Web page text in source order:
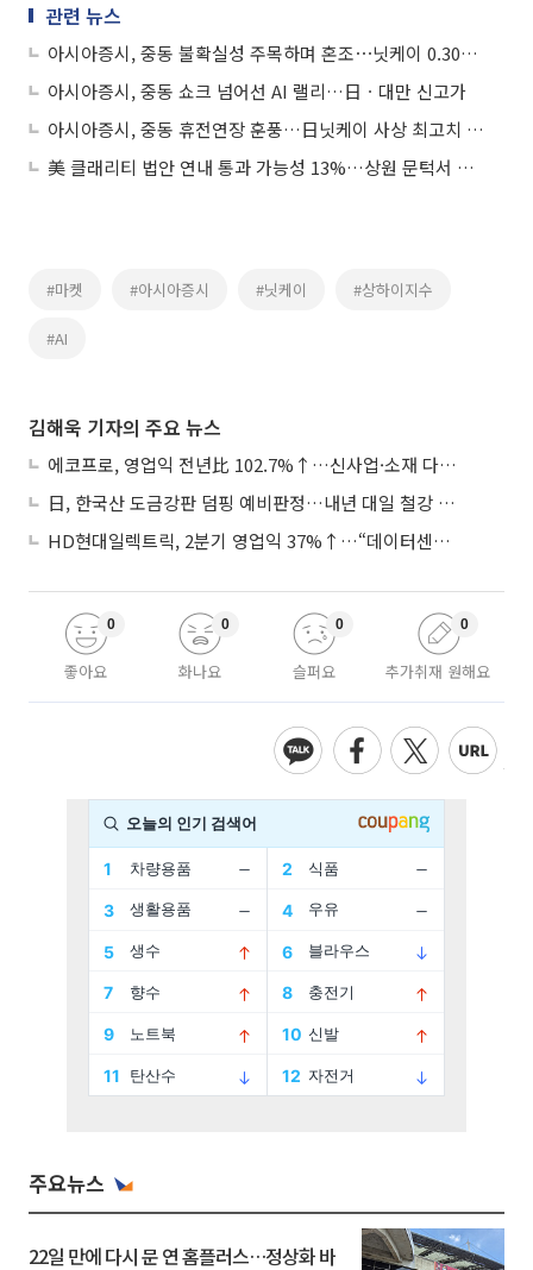
관련 뉴스
아시아증시, 중동 불확실성 주목하며 혼조⋯닛케이 0.30%↓
아시아증시, 중동 쇼크 넘어선 AI 랠리…日ㆍ대만 신고가
아시아증시, 중동 휴전연장 훈풍…日닛케이 사상 최고치 마감
美 클래리티 법안 연내 통과 가능성 13%…상원 문턱서 제동
#마켓 #아시아증시 #닛케이 #상하이지수
#AI
김해욱 기자의 주요 뉴스
에코프로, 영업익 전년比 102.7%↑…신사업·소재 다각화 박차
日, 한국산 도금강판 덤핑 예비판정…내년 대일 철강 수출 ‘빨간불’
HD현대일렉트릭, 2분기 영업익 37%↑…“데이터센터 사업, 새로운 성장 축”
좋아요
0
화나요
0
슬퍼요
0
추가취재 원해요
0
주요뉴스
22일 만에 다시 문 연 홈플러스…정상화 바